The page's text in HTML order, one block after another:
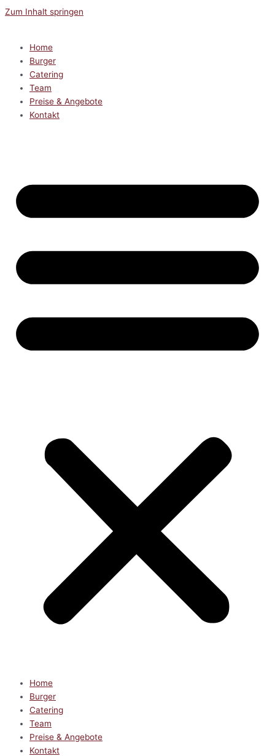
Zum Inhalt springen
Home
Burger
Catering
Team
Preise & Angebote
Kontakt
Home
Burger
Catering
Team
Preise & Angebote
Kontakt